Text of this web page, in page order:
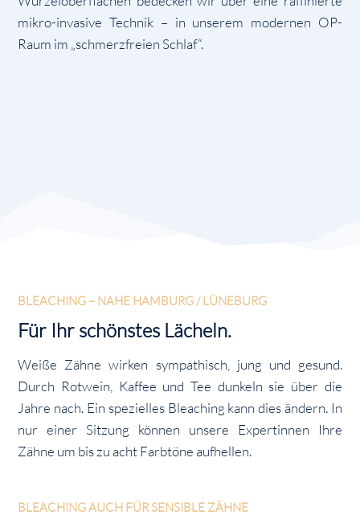
mikro-invasive Technik – in unserem modernen OP-
Raum im „schmerzfreien Schlaf“.
BLEACHING – NAHE HAMBURG / LÜNEBURG
Für Ihr schönstes Lächeln.
Weiße Zähne wirken sympathisch, jung und gesund.
Durch Rotwein, Kaffee und Tee dunkeln sie über die
Jahre nach. Ein spezielles Bleaching kann dies ändern. In
nur einer Sitzung können unsere Expertinnen Ihre
Zähne um bis zu acht Farbtöne aufhellen.
BLEACHING AUCH FÜR SENSIBLE ZÄHNE